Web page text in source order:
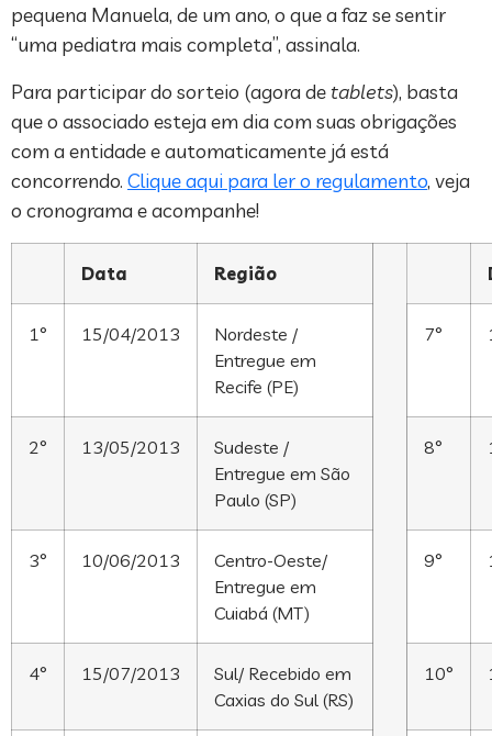
pequena Manuela, de um ano, o que a faz se sentir
“uma pediatra mais completa”, assinala.
Para participar do sorteio (agora detablets), basta
que o associado esteja em dia com suas obrigações
com a entidade e automaticamente já está
concorrendo. Clique aqui para ler o regulamento, veja
o cronograma e acompanhe!
Data Região
1° 15/04/2013
Nordeste /
Entregue em
Recife (PE)
7°
2° 13/05/2013
Sudeste /
Entregue em São
Paulo (SP)
8°
3° 10/06/2013
Centro-Oeste/
Entregue em
Cuiabá (MT)
9°
4° 15/07/2013
Sul/ Recebido em
Caxias do Sul (RS)
10°